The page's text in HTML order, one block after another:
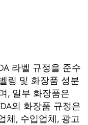
라벨 규정을 준수
링 및 화장품 성분
, 일부 화장품은
의 화장품 규정은
체, 수입업체, 광고